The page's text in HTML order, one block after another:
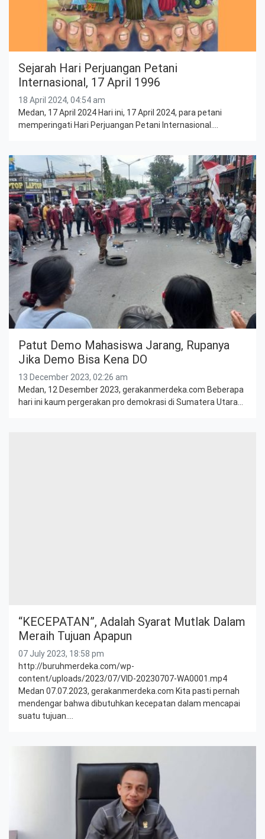
Sejarah Hari Perjuangan Petani
Internasional, 17 April 1996
18 April 2024, 04:54 am
Medan, 17 April 2024 Hari ini, 17 April 2024, para petani
memperingati Hari Perjuangan Petani Internasional.…
Patut Demo Mahasiswa Jarang, Rupanya
Jika Demo Bisa Kena DO
13 December 2023, 02:26 am
Medan, 12 Desember 2023, gerakanmerdeka.com Beberapa
hari ini kaum pergerakan pro demokrasi di Sumatera Utara…
“KECEPATAN”, Adalah Syarat Mutlak Dalam
Meraih Tujuan Apapun
07 July 2023, 18:58 pm
http://buruhmerdeka.com/wp-
content/uploads/2023/07/VID-20230707-WA0001.mp4
Medan 07.07.2023, gerakanmerdeka.com Kita pasti pernah
mendengar bahwa dibutuhkan kecepatan dalam mencapai
suatu tujuan.…